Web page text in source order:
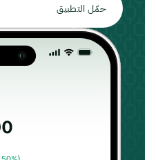
حمّل التطبيق